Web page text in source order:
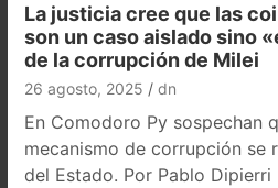
La justicia cree que las
son un caso aislado sino
de la corrupción de Milei
26 agosto, 2025 dn
En Comodoro Py sospechan
mecanismo de corrupción se
del Estado. Por Pablo